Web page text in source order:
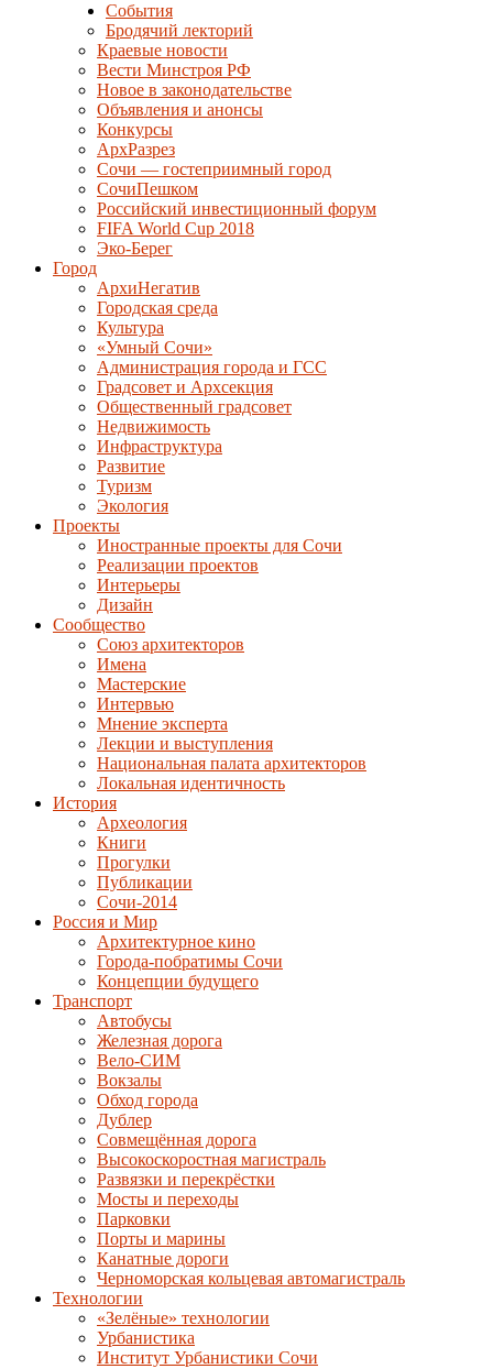
События
Бродячий лекторий
Краевые новости
Вести Минстроя РФ
Новое в законодательстве
Объявления и анонсы
Конкурсы
АрхРазрез
Сочи — гостеприимный город
СочиПешком
Российский инвестиционный форум
FIFA World Cup 2018
Эко-Берег
Город
АрхиНегатив
Городская среда
Культура
«Умный Сочи»
Администрация города и ГСС
Градсовет и Архсекция
Общественный градсовет
Недвижимость
Инфраструктура
Развитие
Туризм
Экология
Проекты
Иностранные проекты для Сочи
Реализации проектов
Интерьеры
Дизайн
Сообщество
Союз архитекторов
Имена
Мастерские
Интервью
Мнение эксперта
Лекции и выступления
Национальная палата архитекторов
Локальная идентичность
История
Археология
Книги
Прогулки
Публикации
Сочи-2014
Россия и Мир
Архитектурное кино
Города-побратимы Сочи
Концепции будущего
Транспорт
Автобусы
Железная дорога
Вело-СИМ
Вокзалы
Обход города
Дублер
Совмещённая дорога
Высокоскоростная магистраль
Развязки и перекрёстки
Мосты и переходы
Парковки
Порты и марины
Канатные дороги
Черноморская кольцевая автомагистраль
Технологии
«Зелёные» технологии
Урбанистика
Институт Урбанистики Сочи